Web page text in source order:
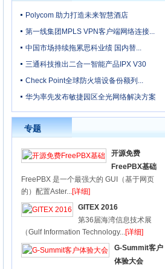
Polycom 助力打造未来智慧酒店
第一线集团MPLS VPN客户端网络连接...
中国市场持续拖累思科业绩 国内替...
三通科技推出二合一智能产品IPX V30
Check Point全球防火墙设备份额列...
华为率先发布敏捷园区全光网络解决方案
专题
开源免费
FreePBX基础
FreePBX 是一个最强大的 GUI（基于网页
的）配置Aster...[详细]
GITEX 2016
第36届海湾信息技术展
（Gulf Information Technology...[详细]
G-Summit客户
体验大会